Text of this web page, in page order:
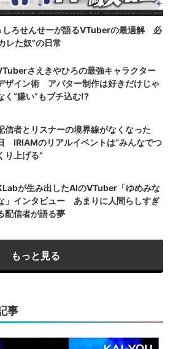
しろせんせーが語るVTuberの最適解 必
レた奴”の日常
さえきやひろの最強キャラクター
ザイン術 アバター制作は好きだけじゃ
く“嫌い”もブチ込む!?
信者とリスナーの境界線がなくなった
IRIAMのリアルイベントは“みんなでつ
り上げる”
が生み出したAIのVTuber「ゆめみな
」インタビュー あまりに人間らしすぎ
配信者が語る夢
もっと見る
事